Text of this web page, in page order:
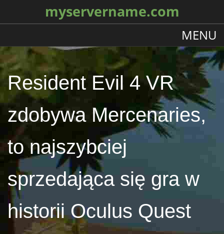
myservername.com
MENU
Resident Evil 4 VR
zdobywa Mercenaries,
to najszybciej
sprzedająca się gra w
historii Oculus Quest